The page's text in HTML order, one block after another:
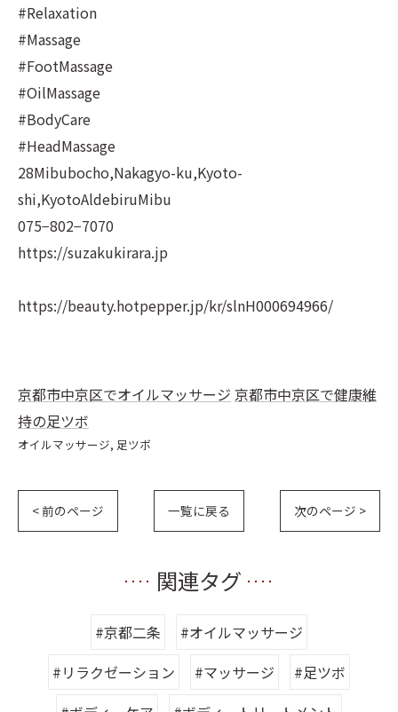
#Relaxation
#Massage
#FootMassage
#OilMassage
#BodyCare
#HeadMassage
28Mibubocho,Nakagyo-ku,Kyoto-
shi,KyotoAldebiruMibu
075−802−7070
https://suzakukirara.jp
https://beauty.hotpepper.jp/kr/slnH000694966/
京都市中京区でオイルマッサージ 京都市中京区で健康維
持の足ツボ
オイルマッサージ 足ツボ
< 前のページ 一覧に戻る 次のページ >
関連タグ
#京都二条
#オイルマッサージ
#リラクゼーション
#マッサージ
#足ツボ